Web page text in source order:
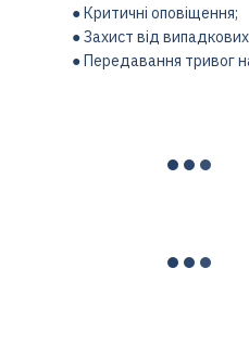
● Критичні оповіщення;
● Захист від
● Передавання тривог